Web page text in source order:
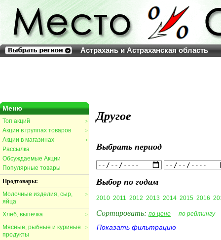
Астрахань и Астраханская область
Меню
>
Топ акций
>
Акции в группах товаров
>
Акции в магазинах
Рассылка
Обсуждаемые Акции
Популярные товары
Продтовары:
>
Молочные изделия, сыр,
яйца
>
Хлеб, выпечка
>
Мясные, рыбные и куриные
продукты
Другое
Выбрать период
Выбор по годам
2010 2011 2012 2013 2014 2015 2016
Сортировать: по цене по рейтингу
Показать фильтрацию